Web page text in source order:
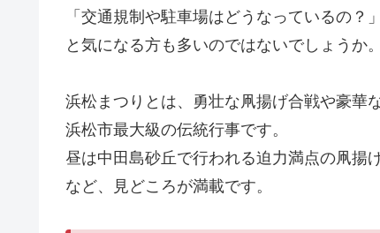
「交通規制や駐車場はどうなっているの？」
と気になる方も多いのではないでしょうか。
浜松まつりとは、勇壮な凧揚げ合戦や豪華
浜松市最大級の伝統行事です。
昼は中田島砂丘で行われる迫力満点の凧揚
など、見どころが満載です。